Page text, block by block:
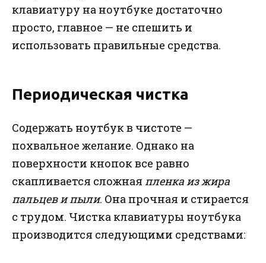
клавиатуру на ноутбуке достаточно
просто, главное — не спешить и
использовать правильные средства.
Периодическая чистка
Содержать ноутбук в чистоте —
похвальное желание. Однако на
поверхности кнопок все равно
скапливается сложная пленка из жира
пальцев и пыли. Она прочная и стирается
с трудом. Чистка клавиатуры ноутбука
производится следующими средствами: